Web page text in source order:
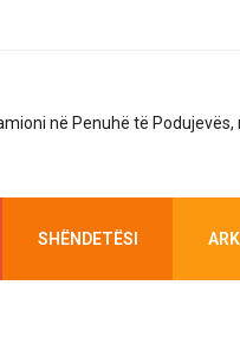
në Penuhë të
SHËNDETËSI